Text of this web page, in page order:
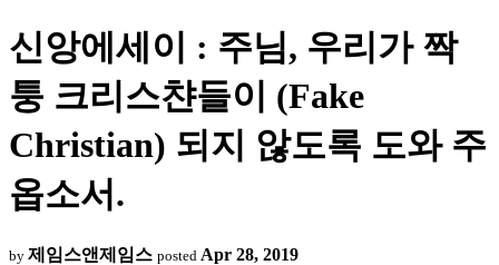
신앙에세이 : 주님, 우리가 짝
퉁 크리스챤들이 (Fake
Christian) 되지 않도록 도와 주
옵소서.
by 제임스앤제임스 posted Apr 28, 2019